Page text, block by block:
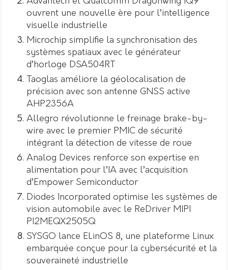
ouvrent une nouvelle ère pour l’intelligence
visuelle industrielle
Microchip simplifie la synchronisation des
systèmes spatiaux avec le générateur
d’horloge DSA504RT
Taoglas améliore la géolocalisation de
précision avec son antenne GNSS active
AHP2356A
Allegro révolutionne le freinage brake-by-
wire avec le premier PMIC de sécurité
intégrant la détection de vitesse de roue
Analog Devices renforce son expertise en
alimentation pour l’IA avec l’acquisition
d’Empower Semiconductor
Diodes Incorporated optimise les systèmes de
vision automobile avec le ReDriver MIPI
PI2MEQX2505Q
SYSGO lance ELinOS 8, une plateforme Linux
embarquée conçue pour la cybersécurité et la
souveraineté industrielle